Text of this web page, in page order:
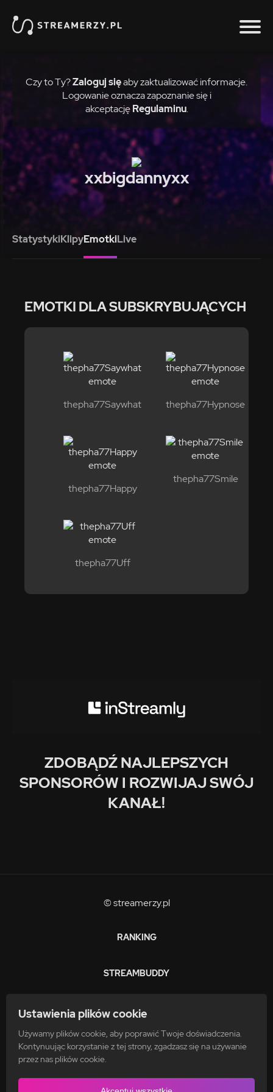
Czy to Ty?Zaloguj sięaby zaktualizować informacje.
Logowanie oznacza zapoznanie się i
akceptację Regulaminu.
xxbigdannyxx
StatystykiKlipyEmotkiLive
EMOTKI DLA SUBSKRYBUJĄCYCH
thepha77Saywhat thepha77Hypnose
thepha77Happy
thepha77Smile
thepha77Uff
ZDOBĄDŹ NAJLEPSZYCH
SPONSORÓW I ROZWIJAJ SWÓJ
KANAŁ!
Ustawienia plików cookie
Używamy plików cookie, aby poprawić Twoje doświadczenia.
Kontynuując korzystanie z tej strony, zgadzasz się na używanie
przez nas plików cookie.
© streamerzy.pl
RANKING
STREAMBUDDY
ZARABIAJ
FAQ
POLITYKA PRYWATNOŚCI